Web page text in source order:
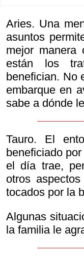
Aries. Una
asuntos
mejor manera
están los
benefician. No
embarque en
sabe a dónde
Tauro. El
beneficiado
el día trae,
otros
tocados por la
Algunas
la familia le